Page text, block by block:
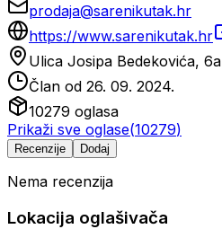
prodaja@sarenikutak.hr
https://www.sarenikutak.hr
Ulica Josipa Bedekovića,
Član od 26. 09. 2024.
10279 oglasa
Prikaži sve oglase(10279)
Recenzije Dodaj
Nema recenzija
Lokacija oglašivača